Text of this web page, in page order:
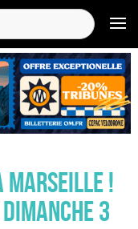
Marseille !
3